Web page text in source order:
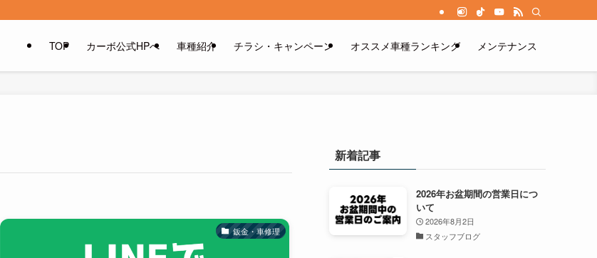
TOP カーボ公式HPへ 車種紹介 チラシ・キャンペーン オススメ車種ランキング メンテナンス
鈑金・車修理
新着記事
2026年お盆期間の営業日につ
いて
2026年8月2日
スタッフブログ